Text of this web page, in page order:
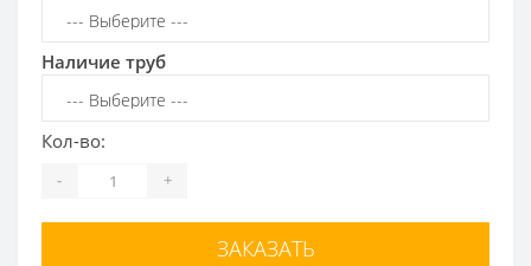
Наличие труб
Кол-во:
- +
ЗАКАЗАТЬ